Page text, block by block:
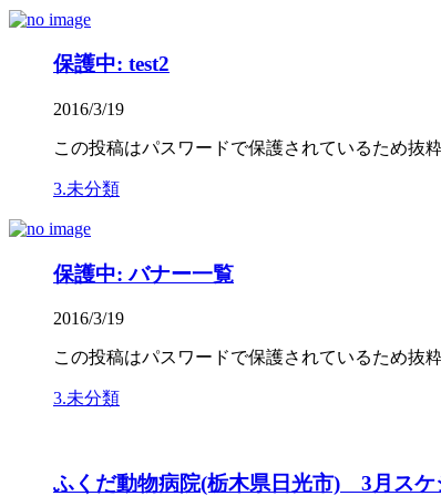
保護中: test2
2016/3/19
この投稿はパスワードで保護されているため抜
3.未分類
保護中: バナー一覧
2016/3/19
この投稿はパスワードで保護されているため抜
3.未分類
ふくだ動物病院(栃木県日光市) 3月スケ